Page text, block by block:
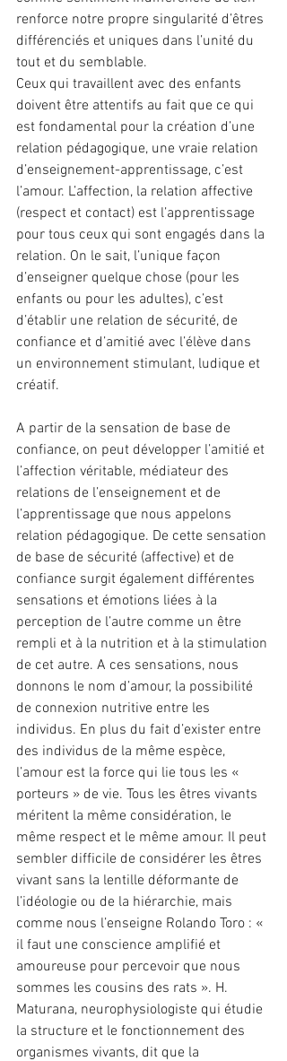
renforce notre propre singularité d’êtres
différenciés et uniques dans l’unité du
tout et du semblable.
Ceux qui travaillent avec des enfants
doivent être attentifs au fait que ce qui
est fondamental pour la création d’une
relation pédagogique, une vraie relation
d’enseignement-apprentissage, c’est
l’amour. L’affection, la relation affective
(respect et contact) est l’apprentissage
pour tous ceux qui sont engagés dans la
relation. On le sait, l’unique façon
d’enseigner quelque chose (pour les
enfants ou pour les adultes), c’est
d’établir une relation de sécurité, de
confiance et d’amitié avec l’élève dans
un environnement stimulant, ludique et
créatif.
A partir de la sensation de base de
confiance, on peut développer l’amitié et
l’affection véritable, médiateur des
relations de l’enseignement et de
l’apprentissage que nous appelons
relation pédagogique. De cette sensation
de base de sécurité (affective) et de
confiance surgit également différentes
sensations et émotions liées à la
perception de l’autre comme un être
rempli et à la nutrition et à la stimulation
de cet autre. A ces sensations, nous
donnons le nom d’amour, la possibilité
de connexion nutritive entre les
individus. En plus du fait d’exister entre
des individus de la même espèce,
l’amour est la force qui lie tous les «
porteurs » de vie. Tous les êtres vivants
méritent la même considération, le
même respect et le même amour. Il peut
sembler difficile de considérer les êtres
vivant sans la lentille déformante de
l’idéologie ou de la hiérarchie, mais
comme nous l’enseigne Rolando Toro : «
il faut une conscience amplifié et
amoureuse pour percevoir que nous
sommes les cousins des rats ». H.
Maturana, neurophysiologiste qui étudie
la structure et le fonctionnement des
organismes vivants, dit que la